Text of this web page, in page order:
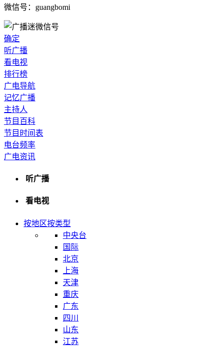
微信号：guangbomi
确定
听广播
看电视
排行榜
广电导航
记忆广播
主持人
节目百科
节目时间表
电台频率
广电资讯
听广播
看电视
按地区按类型
中央台
国际
北京
上海
天津
重庆
广东
四川
山东
江苏